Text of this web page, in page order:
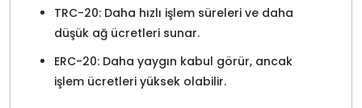
TRC-20: Daha hızlı işlem süreleri ve daha
düşük ağ ücretleri sunar.
ERC-20: Daha yaygın kabul görür, ancak
işlem ücretleri yüksek olabilir.